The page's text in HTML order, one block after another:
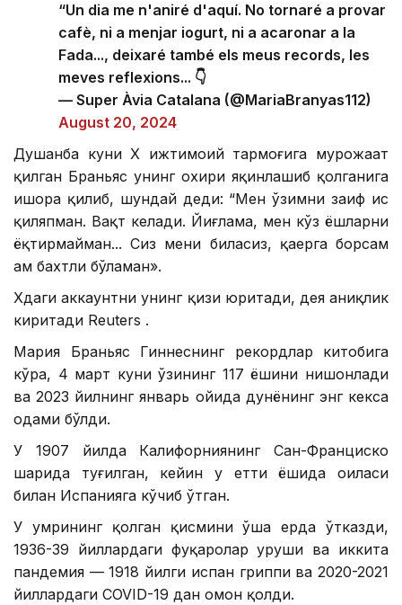
“Un dia me n'aniré d'aquí. No tornaré a provar
cafè, ni a menjar iogurt, ni a acaronar a la
Fada..., deixaré també els meus records, les
meves reflexions... 👇
— Super Àvia Catalana (@MariaBranyas112)
August 20, 2024
Душанба куни Х ижтимоий тармоғига мурожаат
қилган Браньяс унинг охири яқинлашиб қолганига
ишора қилиб, шундай деди: “Мен ўзимни заиф ҳис
қиляпман. Вақт келади. Йиғлама, мен кўз ёшларни
ёқтирмайман... Сиз мени биласиз, қаерга борсам
ҳам бахтли бўламан».
Хдаги аккаунтни унинг қизи юритади, дея аниқлик
киритади Reuters .
Мария Браньяс Гиннеснинг рекордлар китобига
кўра, 4 март куни ўзининг 117 ёшини нишонлади
ва 2023 йилнинг январь ойида дунёнинг энг кекса
одами бўлди.
У 1907 йилда Калифорниянинг Сан-Франциско
шаҳрида туғилган, кейин у етти ёшида оиласи
билан Испанияга кўчиб ўтган.
У умрининг қолган қисмини ўша ерда ўтказди,
1936-39 йиллардаги фуқаролар уруши ва иккита
пандемия — 1918 йилги испан гриппи ва 2020-2021
йиллардаги COVID-19 дан омон қолди.